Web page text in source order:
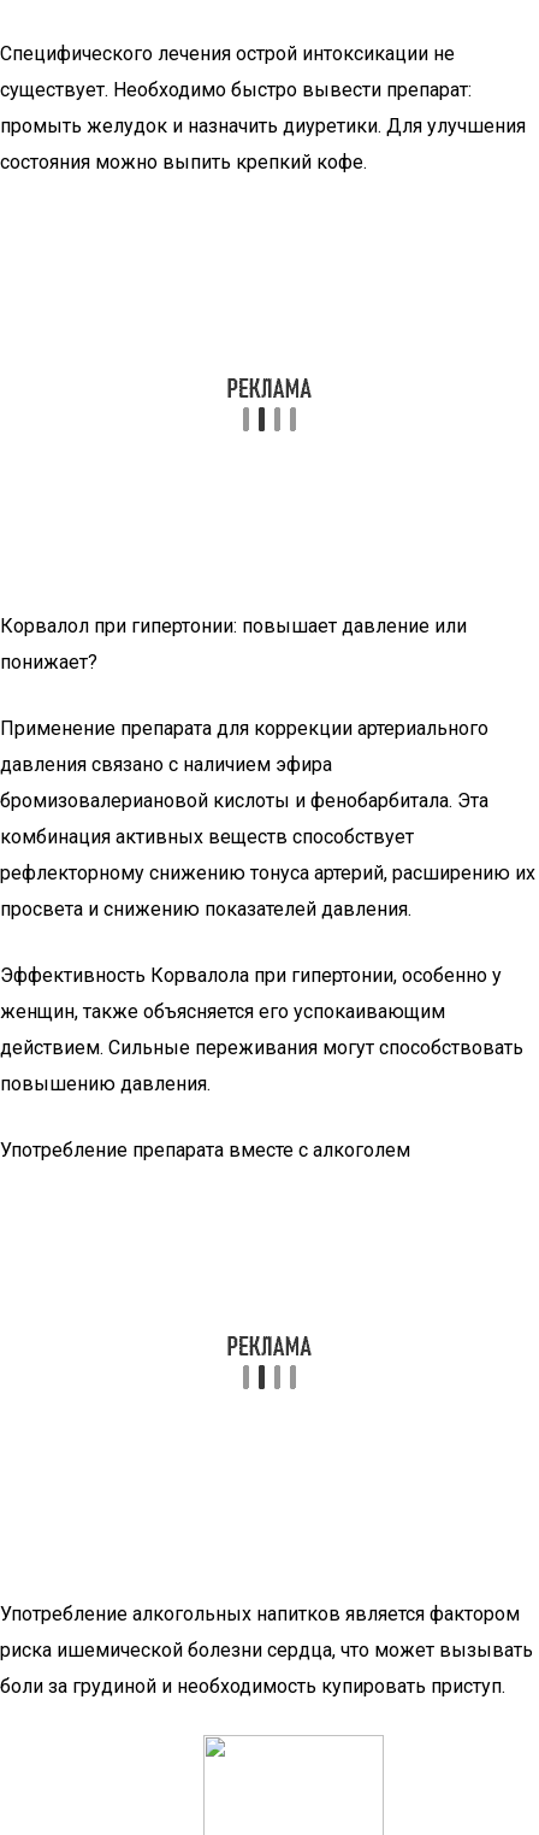
Специфического лечения острой интоксикации не
существует. Необходимо быстро вывести препарат:
промыть желудок и назначить диуретики. Для улучшения
состояния можно выпить крепкий кофе.
Корвалол при гипертонии: повышает давление или
понижает?
Применение препарата для коррекции артериального
давления связано с наличием эфира
бромизовалериановой кислоты и фенобарбитала. Эта
комбинация активных веществ способствует
рефлекторному снижению тонуса артерий, расширению их
просвета и снижению показателей давления.
Эффективность Корвалола при гипертонии, особенно у
женщин, также объясняется его успокаивающим
действием. Сильные переживания могут способствовать
повышению давления.
Употребление препарата вместе с алкоголем
Употребление алкогольных напитков является фактором
риска ишемической болезни сердца, что может вызывать
боли за грудиной и необходимость купировать приступ.